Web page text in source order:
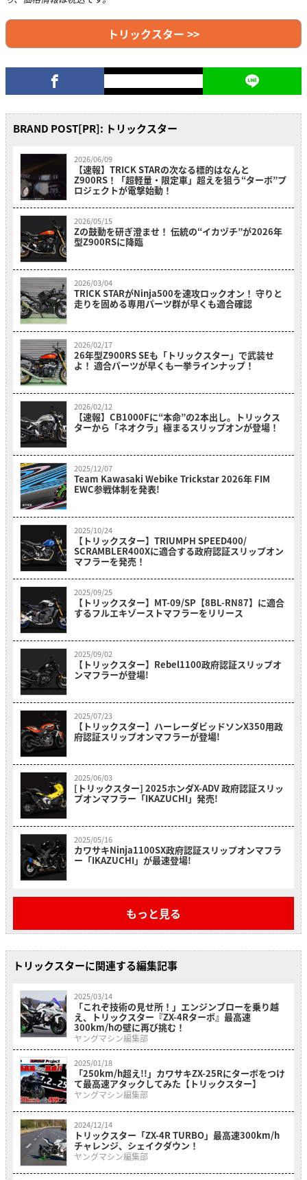
トリックスター >>
BRAND POST[PR]: トリックスター
2026/06/09
【速報】TRICK STARの次なる標的はなんと
Z900RS！「超軽量・限定車」超えを狙う“ターボ”プ
ロジェクトが電撃始動！
2026/05/15
Zの鼓動を研ぎ澄ませ！ 伝統の“イカヅチ”が2026年
型Z900RSに降臨
2026/03/04
TRICK STARがNinja500を速攻ロックオン！ 守りと
走りを固める専用パーツ群が早くも適合確認
2026/02/17
26年型Z900RS SEも「トリックスター」で武装せ
よ！ 適合パーツが早くも一挙ラインナップ！
2026/02/12
【速報】CB1000Fに“本命”の2本出し。トリックス
ターから「ネオクラ」極まるスリップオンが登場！
2025/12/07
Team Kawasaki Webike Trickstar 2026年 FIM
EWC参戦体制を発表!
2025/10/24
【トリックスター】TRIUMPH SPEED400/
SCRAMBLER400Xに適合する政府認証スリップオン
マフラーを発売！
2025/09/25
【トリックスター】MT-09/SP【8BL-RN87】に適合
するフルエキゾーストマフラーをリリース
2025/09/02
【トリックスター】Rebel1100政府認証スリップオ
ンマフラーが登場!
2025/07/23
【トリックスター】ハーレーダビッドソンX350用政
府認証スリップオンマフラーが登場!
2025/06/03
[トリックスター] 2025ホンダX-ADV 政府認証スリッ
プオンマフラー「IKAZUCHI」発売!
2025/05/16
カワサキNinja1100SX政府認証スリップオンマフラ
ー「IKAZUCHI」が最速登場!
もっと見る
トリックスターに関連する編集記事
2025/03/14
「これぞ技術の見せ所！」エンジンブローを乗り越
え、トリックスター『ZX-4Rターボ』最高速
300km/hの壁に再び挑む！
ヤングマシン編集部
2025/01/18
「250km/h超え!!」カワサキZX-25Rにターボをつけ
て最高速アタックしてみた【トリックスター】
ヤングマシン編集部
2024/12/14
トリックスター「ZX-4R TURBO」最高速300km/h
チャレンジ、シェイクダウン！
ヤングマシン編集部